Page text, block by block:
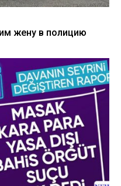
жену в полицию